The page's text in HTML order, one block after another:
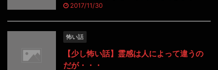
2017/11/30
怖い話
【少し怖い話】霊感は人によって違うの
だが・・・